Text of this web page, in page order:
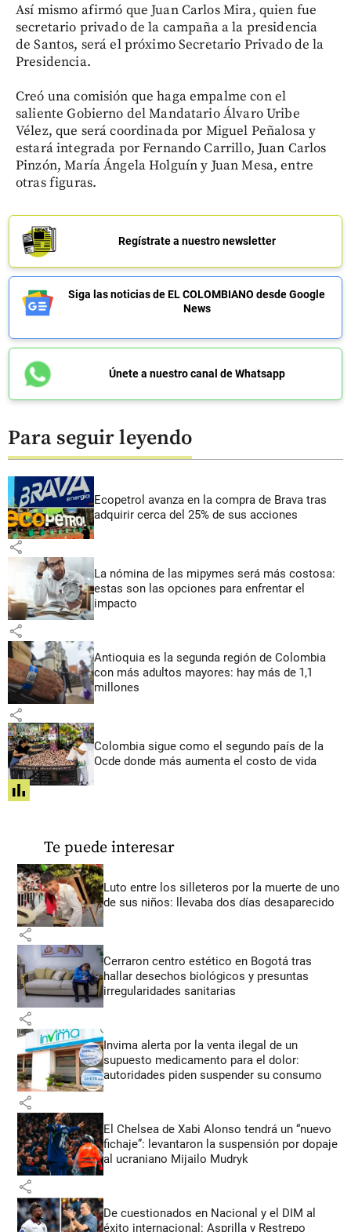
Así mismo afirmó que Juan Carlos Mira, quien fue
secretario privado de la campaña a la presidencia
de Santos, será el próximo Secretario Privado de la
Presidencia.
Creó una comisión que haga empalme con el
saliente Gobierno del Mandatario Álvaro Uribe
Vélez, que será coordinada por Miguel Peñalosa y
estará integrada por Fernando Carrillo, Juan Carlos
Pinzón, María Ángela Holguín y Juan Mesa, entre
otras figuras.
Regístrate a nuestro newsletter
Siga las noticias de EL COLOMBIANO desde Google
News
Únete a nuestro canal de Whatsapp
Para seguir leyendo
Ecopetrol avanza en la compra de Brava tras
adquirir cerca del 25% de sus acciones
share
La nómina de las mipymes será más costosa:
estas son las opciones para enfrentar el
impacto
share
Antioquia es la segunda región de Colombia
con más adultos mayores: hay más de 1,1
millones
share
Colombia sigue como el segundo país de la
Ocde donde más aumenta el costo de vida
share
Te puede interesar
Luto entre los silleteros por la muerte de uno
de sus niños: llevaba dos días desaparecido
share
Cerraron centro estético en Bogotá tras
hallar desechos biológicos y presuntas
irregularidades sanitarias
share
Invima alerta por la venta ilegal de un
supuesto medicamento para el dolor:
autoridades piden suspender su consumo
share
El Chelsea de Xabi Alonso tendrá un “nuevo
fichaje”: levantaron la suspensión por dopaje
al ucraniano Mijailo Mudryk
share
De cuestionados en Nacional y el DIM al
éxito internacional: Asprilla y Restrepo